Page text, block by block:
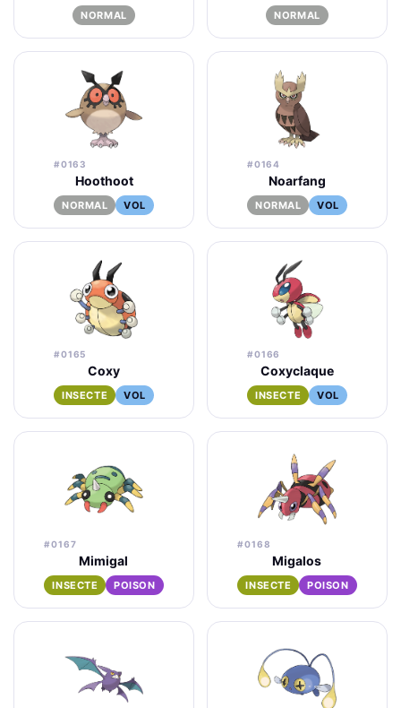
NORMAL NORMAL
#0163
Hoothoot
NORMAL VOL
#0164
Noarfang
NORMAL VOL
#0165
Coxy
INSECTE VOL
#0166
Coxyclaque
INSECTE VOL
#0167
Mimigal
INSECTE POISON
#0168
Migalos
INSECTE POISON